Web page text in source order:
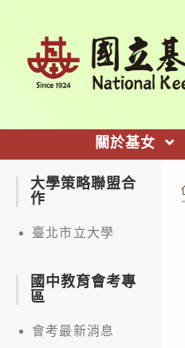
關於基女
大學策略聯盟合
作
臺北市立大學
國中教育會考專
區
會考最新消息